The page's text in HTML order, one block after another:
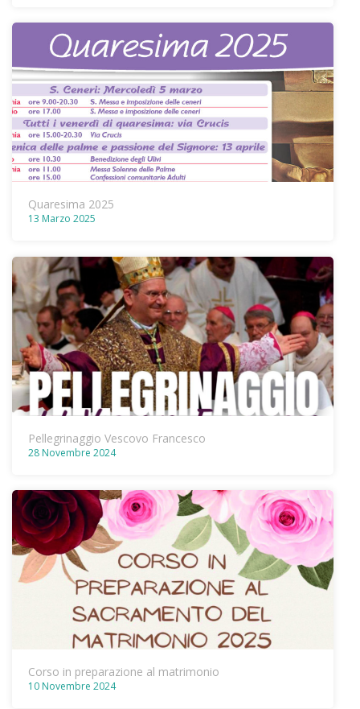
Quaresima 2025
13 Marzo 2025
Pellegrinaggio Vescovo Francesco
28 Novembre 2024
Corso in preparazione al matrimonio
10 Novembre 2024